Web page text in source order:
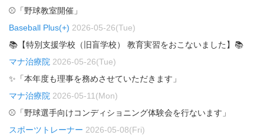
⚾「野球教室開催」
Baseball Plus(+) 2026-05-26(Tue)
📚【特別支援学校（旧盲学校） 教育実習をおこないました】📚
マナ治療院 2026-05-26(Tue)
✨「本年度も理事を務めさせていただきます」
マナ治療院 2026-05-11(Mon)
⚾「野球選手向けコンディショニング体験会を行ないます」
スポーツトレーナー 2026-05-08(Fri)